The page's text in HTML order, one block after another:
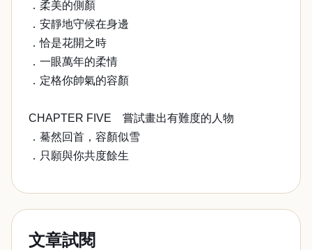
．柔美的側顏
．安靜地守候在身邊
．恰是花開之時
．一眼萬年的柔情
．定格你帥氣的容顏
CHAPTER FIVE 嘗試畫出有難度的人物
．驀然回首，容顏似雪
．只願與你共度餘生
文章試閱